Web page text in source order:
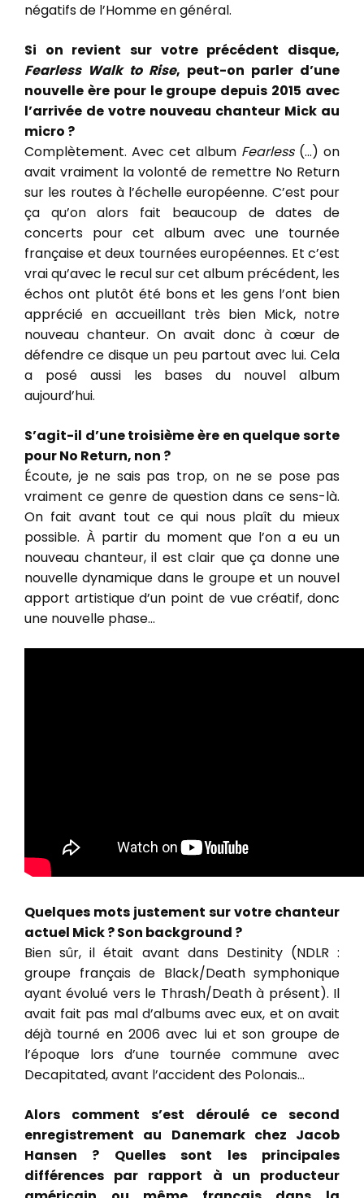
négatifs de l’Homme en général.
Si on revient sur votre précédent disque,
Fearless Walk to Rise, peut-on parler d’une
nouvelle ère pour le groupe depuis 2015 avec
l’arrivée de votre nouveau chanteur Mick au
micro ?
Complètement. Avec cet album Fearless(…) on
avait vraiment la volonté de remettre No Return
sur les routes à l’échelle européenne. C’est pour
ça qu’on alors fait beaucoup de dates de
concerts pour cet album avec une tournée
française et deux tournées européennes. Et c’est
vrai qu’avec le recul sur cet album précédent, les
échos ont plutôt été bons et les gens l’ont bien
apprécié en accueillant très bien Mick, notre
nouveau chanteur. On avait donc à cœur de
défendre ce disque un peu partout avec lui. Cela
a posé aussi les bases du nouvel album
aujourd’hui.
S’agit-il d’une troisième ère en quelque sorte
pour No Return, non ?
Écoute, je ne sais pas trop, on ne se pose pas
vraiment ce genre de question dans ce sens-là.
On fait avant tout ce qui nous plaît du mieux
possible. À partir du moment que l’on a eu un
nouveau chanteur, il est clair que ça donne une
nouvelle dynamique dans le groupe et un nouvel
apport artistique d’un point de vue créatif, donc
une nouvelle phase…
Quelques mots justement sur votre chanteur
actuel Mick ? Son background ?
Bien sûr, il était avant dans Destinity (NDLR :
groupe français de Black/Death symphonique
ayant évolué vers le Thrash/Death à présent). Il
avait fait pas mal d’albums avec eux, et on avait
déjà tourné en 2006 avec lui et son groupe de
l’époque lors d’une tournée commune avec
Decapitated, avant l’accident des Polonais…
Alors comment s’est déroulé ce second
enregistrement au Danemark chez Jacob
Hansen ? Quelles sont les principales
différences par rapport à un producteur